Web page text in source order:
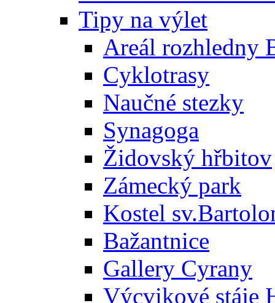
Tipy na výlet
Areál rozhledny
Cyklotrasy
Naučné stezky
Synagoga
Židovský hřbitov
Zámecký park
Kostel
Bažantnice
Gallery Cyrany
Výcvikové stáje